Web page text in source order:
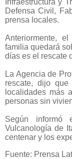
Infraestructura y
Defensa Civil,
prensa locales.
Anteriormente,
familia quedará
días es el rescate
La Agencia de
rescate, dijo
localidades más
personas sin
Según informó
Vulcanología de
centenar y los
Fuente: Prensa